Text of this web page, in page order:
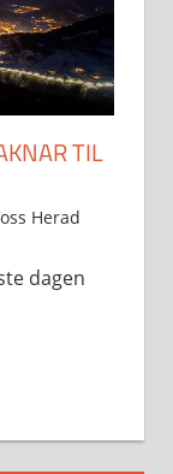
TIL
Herad
dagen